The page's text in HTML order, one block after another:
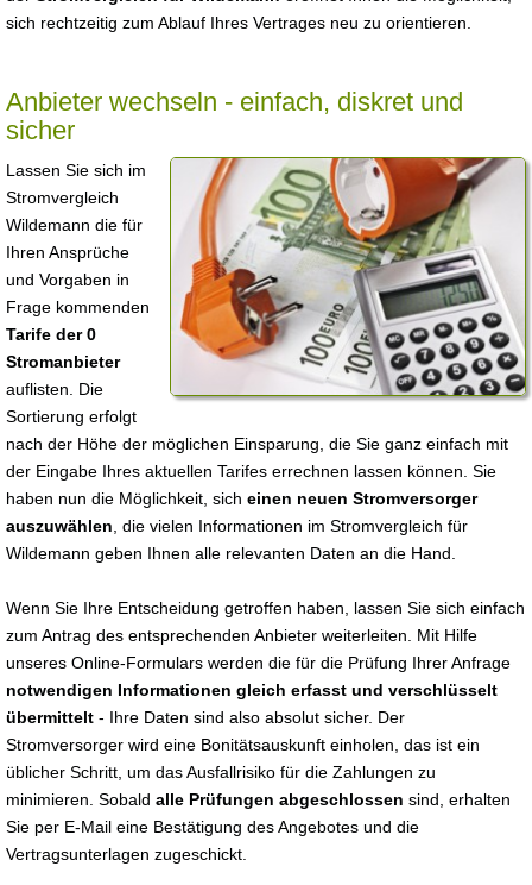
sich rechtzeitig zum Ablauf Ihres Vertrages neu zu orientieren.
Anbieter wechseln - einfach, diskret und
sicher
Lassen Sie sich im
Stromvergleich
Wildemann die für
Ihren Ansprüche
und Vorgaben in
Frage kommenden
Tarife der 0
Stromanbieter
auflisten. Die
Sortierung erfolgt
nach der Höhe der möglichen Einsparung, die Sie ganz einfach mit
der Eingabe Ihres aktuellen Tarifes errechnen lassen können. Sie
haben nun die Möglichkeit, sich einen neuen Stromversorger
auszuwählen , die vielen Informationen im Stromvergleich für
Wildemann geben Ihnen alle relevanten Daten an die Hand.
Wenn Sie Ihre Entscheidung getroffen haben, lassen Sie sich einfach
zum Antrag des entsprechenden Anbieter weiterleiten. Mit Hilfe
unseres Online-Formulars werden die für die Prüfung Ihrer Anfrage
notwendigen Informationen gleich erfasst und verschlüsselt
übermittelt - Ihre Daten sind also absolut sicher. Der
Stromversorger wird eine Bonitätsauskunft einholen, das ist ein
üblicher Schritt, um das Ausfallrisiko für die Zahlungen zu
minimieren. Sobald alle Prüfungen abgeschlossen sind, erhalten
Sie per E-Mail eine Bestätigung des Angebotes und die
Vertragsunterlagen zugeschickt.